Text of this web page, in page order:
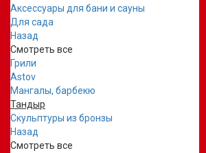
Аксессуары для бани и сауны
Для сада
Назад
Смотреть все
Грили
Astov
Мангалы, барбекю
Тандыр
Скульптуры из бронзы
Назад
Смотреть все